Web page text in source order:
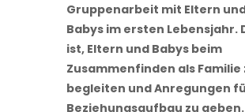
Gruppenarbeit mit Eltern
Babys im ersten Lebensjahr.
ist, Eltern und Babys beim
Zusammenfinden als Familie
begleiten und Anregungen
Beziehungsaufbau zu geben.